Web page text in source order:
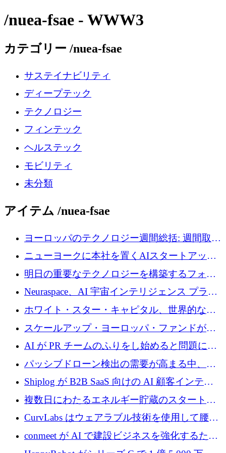
/nuea-fsae - WWW3
カテゴリー /nuea-fsae
サステイナビリティ
ディープテック
テクノロジー
フィンテック
ヘルステック
モビリティ
未分類
アイテム /nuea-fsae
ヨーロッパのテクノロジー週間総括: 週間取引
額 8 億 7,800 万ユーロと 2026 年上半期の主要
ニューヨークに本社を置くAIスタートアップ
Modal Labsがロンドンオフィスを開設
明日の重要なテクノロジーを構築するフォト
ニクスのスケールアップに対応する
Neuraspace、AI 宇宙インテリジェンス プラッ
トフォームの拡大に 1,560 万ユーロを投資
ホワイト・スター・キャピタル、世界的なス
タートアップをシリーズAからBまで支援する
ために2億5,000万ドルのファンドIVを閉鎖
スケールアップ・ヨーロッパ・ファンドが初
の投資を行い、Iceeyeの10億ユーロのラウンド
を共同主導
AI が PR チームのふりをし始めると問題にな
ります
パッシブドローン検出の需要が高まる中、
Monava が資金調達ラウンドを終了
Shiplog が B2B SaaS 向けの AI 顧客インテリ
ジェンスを構築するために 100 万ドルを調達
複数日にわたるエネルギー貯蔵のスタートア
ップ、Ore Energy が新たな投資ラウンドで
CurvLabs はウェアラブル技術を使用して腰痛
治療をどのように再考しているか
conmeet が AI で建設ビジネスを強化するため
に 600 万ユーロを調達